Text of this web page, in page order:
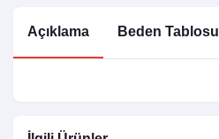
Açıklama Beden Tablosu